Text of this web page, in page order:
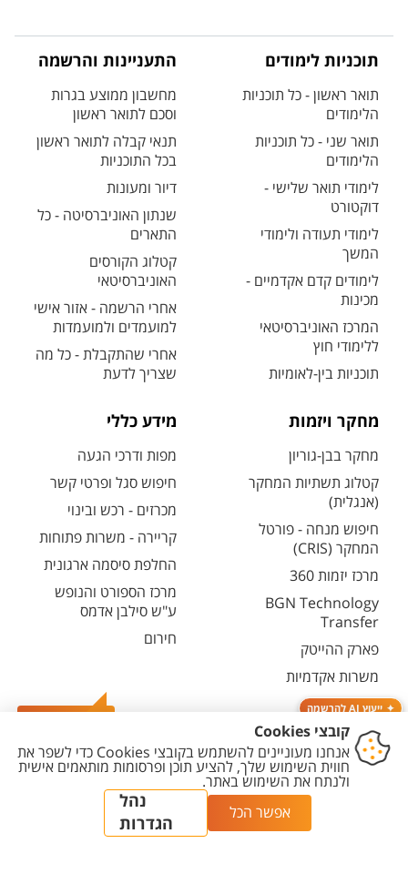
ייעוץ AI להרשמה
תוכניות לימודים
תואר ראשון - כל תוכניות
הלימודים
תואר שני - כל תוכניות
הלימודים
לימודי תואר שלישי -
דוקטורט
לימודי תעודה ולימודי
המשך
לימודים קדם אקדמיים -
מכינות
המרכז האוניברסיטאי
ללימודי חוץ
תוכניות בין-לאומיות
התעניינות והרשמה
מחשבון ממוצע בגרות
וסכם לתואר ראשון
תנאי קבלה לתואר ראשון
בכל התוכניות
דיור ומעונות
שנתון האוניברסיטה - כל
התארים
קטלוג הקורסים
האוניברסיטאי
אחרי הרשמה - אזור אישי
למועמדים ולמועמדות
אחרי שהתקבלת - כל מה
שצריך לדעת
מחקר ויזמות
מחקר בבן-גוריון
קטלוג תשתיות המחקר
(אנגלית)
חיפוש מנחה - פורטל
המחקר (CRIS)
מרכז יזמות 360
BGN Technology
Transfer
פארק ההייטק
משרות אקדמיות
מידע כללי
מפות ודרכי הגעה
חיפוש סגל ופרטי קשר
מכרזים - רכש ובינוי
קריירה - משרות פתוחות
החלפת סיסמה ארגונית
מרכז הספורט והנופש
ע"ש סילבן אדמס
חירום
נגישות
מדיניות
מדיניות עריכת
תוכן